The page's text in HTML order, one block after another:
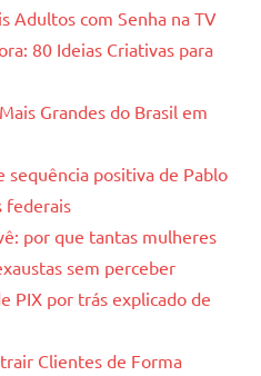
Adultos com Senha na TV
80 Ideias Criativas para
Grandes do Brasil em
sequência positiva de Pablo
federais
por que tantas mulheres
sem perceber
PIX por trás explicado de
Clientes de Forma